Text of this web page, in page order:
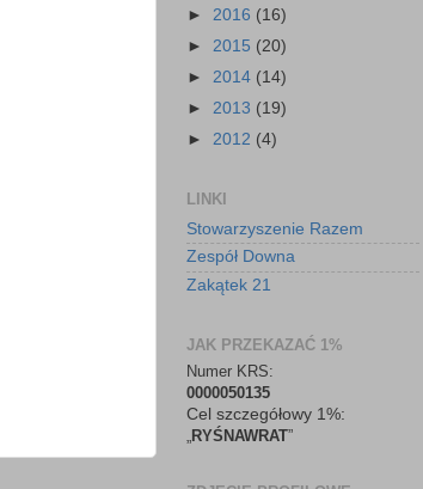
► 2016 (16)
► 2015 (20)
► 2014 (14)
► 2013 (19)
► 2012 (4)
LINKI
Stowarzyszenie Razem
Zespół Downa
Zakątek 21
JAK PRZEKAZAĆ 1%
Numer KRS:
0000050135
Cel szczegółowy 1%:
„RYŚNAWRAT”